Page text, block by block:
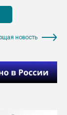
новость